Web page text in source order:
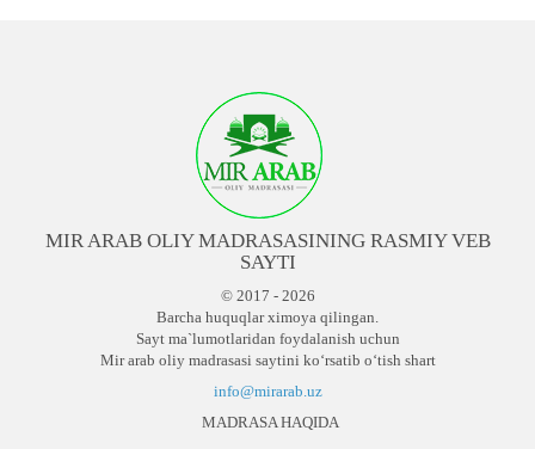
MIR ARAB OLIY MADRASASINING RASMIY VEB
SAYTI
© 2017 - 2026
Barcha huquqlar ximoya qilingan.
Sayt ma`lumotlaridan foydalanish uchun
Mir arab oliy madrasasi saytini ko‘rsatib o‘tish shart
info@mirarab.uz
MADRASA HAQIDA